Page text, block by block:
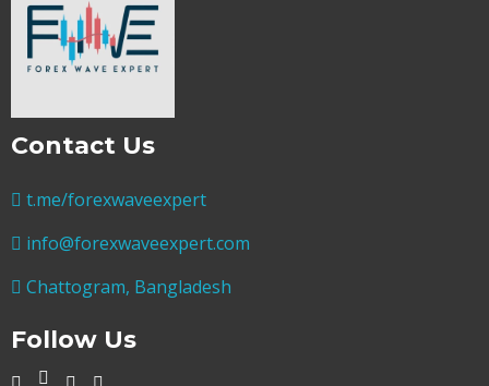
Contact Us
t.me/forexwaveexpert
info@forexwaveexpert.com
Chattogram, Bangladesh
Follow Us